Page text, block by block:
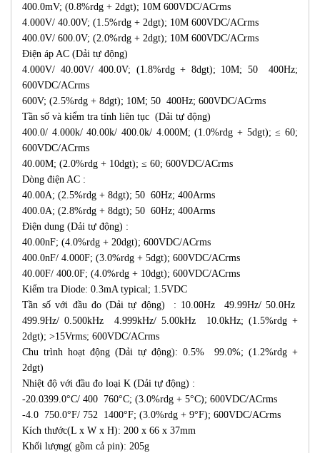
400.0mV; (0.8%rdg + 2dgt); 10M 600VDC/ACrms
4.000V/ 40.00V; (1.5%rdg + 2dgt); 10M 600VDC/ACrms
400.0V/ 600.0V; (2.0%rdg + 2dgt); 10M 600VDC/ACrms
Điện áp AC (Dải tự động)
4.000V/ 40.00V/ 400.0V; (1.8%rdg + 8dgt); 10M; 50 400Hz;
600VDC/ACrms
600V; (2.5%rdg + 8dgt); 10M; 50 400Hz; 600VDC/ACrms
Tần số và kiểm tra tính liên tục (Dải tự động)
400.0/ 4.000k/ 40.00k/ 400.0k/ 4.000M; (1.0%rdg + 5dgt); ≤ 60;
600VDC/ACrms
40.00M; (2.0%rdg + 10dgt); ≤ 60; 600VDC/ACrms
Dòng điện AC :
40.00A; (2.5%rdg + 8dgt); 50 60Hz; 400Arms
400.0A; (2.8%rdg + 8dgt); 50 60Hz; 400Arms
Điện dung (Dải tự động) :
40.00nF; (4.0%rdg + 20dgt); 600VDC/ACrms
400.0nF/ 4.000F; (3.0%rdg + 5dgt); 600VDC/ACrms
40.00F/ 400.0F; (4.0%rdg + 10dgt); 600VDC/ACrms
Kiểm tra Diode: 0.3mA typical; 1.5VDC
Tần số với đầu đo (Dải tự động) : 10.00Hz 49.99Hz/ 50.0Hz
499.9Hz/ 0.500kHz 4.999kHz/ 5.00kHz 10.0kHz; (1.5%rdg +
2dgt); >15Vrms; 600VDC/ACrms
Chu trình hoạt động (Dải tự động): 0.5% 99.0%; (1.2%rdg +
2dgt)
Nhiệt độ với đầu đo loại K (Dải tự động) :
-20.0399.0°C/ 400 760°C; (3.0%rdg + 5°C); 600VDC/ACrms
-4.0 750.0°F/ 752 1400°F; (3.0%rdg + 9°F); 600VDC/ACrms
Kích thước(L x W x H): 200 x 66 x 37mm
Khối lượng( gồm cả pin): 205g